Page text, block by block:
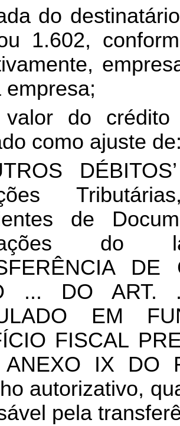
do
1.602,
empresa;
do crédito
como ajuste
de
do
... DO ART.
EM
FISCAL
IX DO
autorizativo,
pela